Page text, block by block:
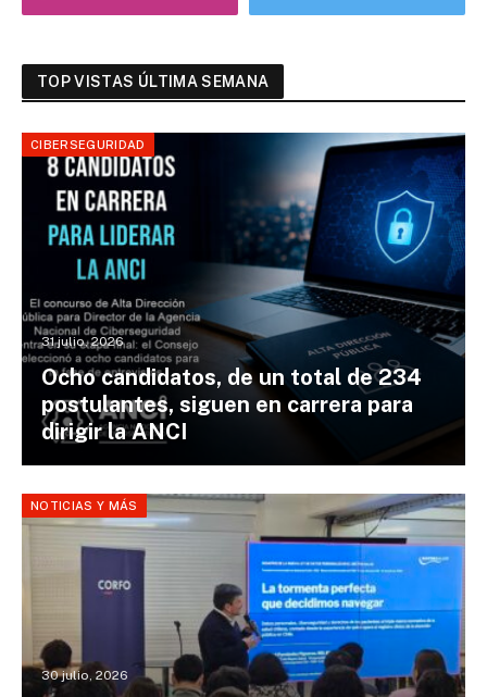
TOP VISTAS ÚLTIMA SEMANA
CIBERSEGURIDAD
31 julio, 2026
Ocho candidatos, de un total de 234
postulantes, siguen en carrera para
dirigir la ANCI
NOTICIAS Y MÁS
30 julio, 2026